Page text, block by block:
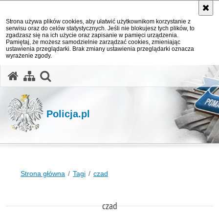
Strona używa plików cookies, aby ułatwić użytkownikom korzystanie z
serwisu oraz do celów statystycznych. Jeśli nie blokujesz tych plików, to
zgadzasz się na ich użycie oraz zapisanie w pamięci urządzenia.
Pamiętaj, że możesz samodzielnie zarządzać cookies, zmieniając
ustawienia przeglądarki. Brak zmiany ustawienia przeglądarki oznacza
wyrażenie zgody.
Policja.pl
Strona główna Tagi czad
czad